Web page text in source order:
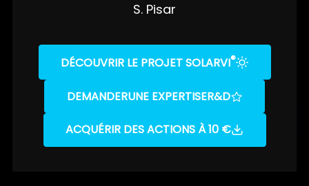
S. Pisar
DÉCOUVRIR LE PROJET SOLARVI®
DEMANDERUNE EXPERTISER&D
ACQUÉRIR DES ACTIONS À 10 €